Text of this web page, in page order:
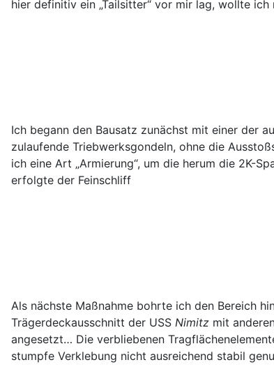
hier definitiv ein „Tailsitter“ vor mir lag, wollte
Ich begann den Bausatz zunächst mit einer der
zulaufende Triebwerksgondeln, ohne die
ich eine Art „Armierung“, um die herum die 2K-
erfolgte der Feinschliff
Als nächste Maßnahme bohrte ich den Bereich
Trägerdeckausschnitt der USS Nimitz mit
angesetzt… Die verbliebenen
stumpfe Verklebung nicht ausreichend stabil